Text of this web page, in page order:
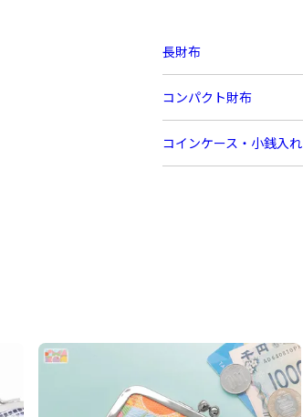
長財布
コンパクト財布
コインケース・小銭入れ